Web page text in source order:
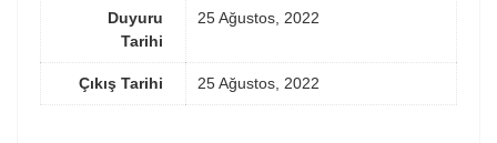
Duyuru
Tarihi
25 Ağustos, 2022
Çıkış Tarihi 25 Ağustos, 2022